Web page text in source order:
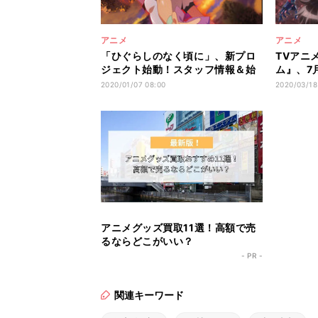
アニメ
「ひぐらしのなく頃に」、新プロ
ジェクト始動！スタッフ情報＆始
動PVを公開
2020/01/07 08:00
アニメ
TVアニ
ム』、7
ュアル
2020/03/
アニメグッズ買取11選！高額で売
るならどこがいい？
- PR -
関連キーワード